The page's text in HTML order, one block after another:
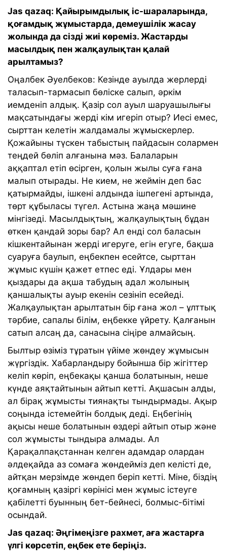
Jas qazaq: Қайырымдылық іс-шараларында,
қоғамдық жұмыстарда, демеушілік жасау
жолында да сізді жиі көреміз. Жастарды
масылдық пен жалқаулықтан қалай
арылтамыз?
Оңалбек Әуелбеков: Кезінде ауылда жерлерді
таласып-тармасып бөліске салып, әркім
иемденіп алдық. Қазір сол ауыл шаруашылығы
мақсатындағы жерді кім игеріп отыр? Иесі емес,
сырттан келетін жалдамалы жұмыскерлер.
Қожайыны түскен табыстың пайдасын солармен
теңдей бөліп алғанына мәз. Балаларын
аққаптал етіп өсірген, қолын жылы суға ғана
малып отырады. Не кием, не жеймін деп бас
қатырмайды, ішкені алдында ішпегені артында,
төрт құбыласы түгел. Астына жаңа мәшине
мінгізеді. Масылдықтың, жалқаулықтың бұдан
өткен қандай зоры бар? Ал енді сол баласын
кішкентайынан жерді игеруге, егін егуге, бақша
суаруға баулып, еңбекпен есейтсе, сырттан
жұмыс күшін қажет етпес еді. Ұлдары мен
қыздары да ақша табудың адал жолының
қаншалықты ауыр екенін сезініп есейеді.
Жалқаулықтан арылтатын бір ғана жол – ұлттық
тәрбие, сапалы білім, еңбекке үйрету. Қалғанын
сатып алсаң да, санасына сіңіре алмайсың.
Былтыр өзіміз тұратын үйіме жөндеу жұмысын
жүргіздік. Хабарландыру бойынша бір жігіттер
келіп көріп, еңбекақы қанша болатынын, неше
күнде аяқтайтынын айтып кетті. Ақшасын алды,
ал бірақ жұмысты тиянақты тындырмады. Ақыр
соңында істемейтін болдық деді. Еңбегінің
ақысы неше болатынын өздері айтып отыр және
сол жұмысты тындыра алмады. Ал
Қарақалпақстаннан келген адамдар олардан
әлдеқайда аз сомаға жөндейміз деп келісті де,
айтқан мерзімде жөндеп беріп кетті. Міне, біздің
қоғамның қазіргі көрінісі мен жұмыс істеуге
қабілетті буынның бет-бейнесі, болмыс-бітімі
осындай.
Jas qazaq: Әңгімеңізге рахмет, аға жастарға
үлгі көрсетіп, еңбек ете беріңіз.